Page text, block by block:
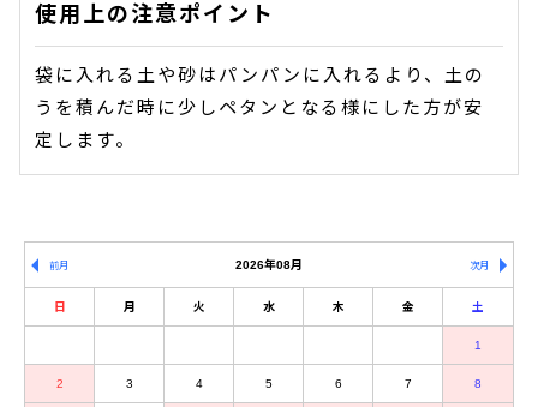
使用上の注意ポイント
袋に入れる土や砂はパンパンに入れるより、土の
うを積んだ時に少しペタンとなる様にした方が安
定します。
2026年08月
前月 次月
日 月 火 水 木 金 土
1
2 3 4 5 6 7 8